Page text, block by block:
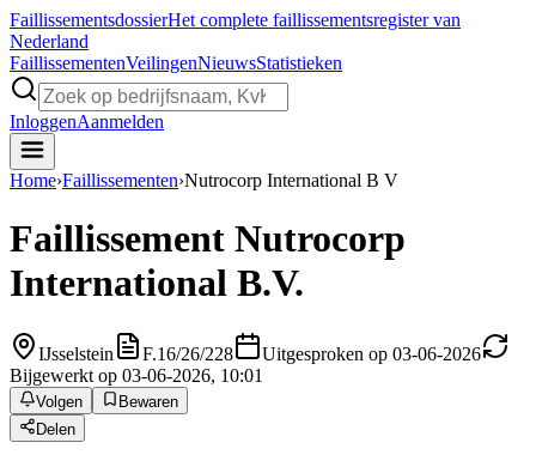
FaillissementsdossierHet complete faillissementsregister van
Nederland
FaillissementenVeilingenNieuwsStatistieken
InloggenAanmelden
Home›Faillissementen›Nutrocorp International B V
Faillissement Nutrocorp
International B.V.
IJsselstein F.16/26/228
Uitgesproken op 03-06-2026
Bijgewerkt op 03-06-2026, 10:01
Volgen
Bewaren
Delen